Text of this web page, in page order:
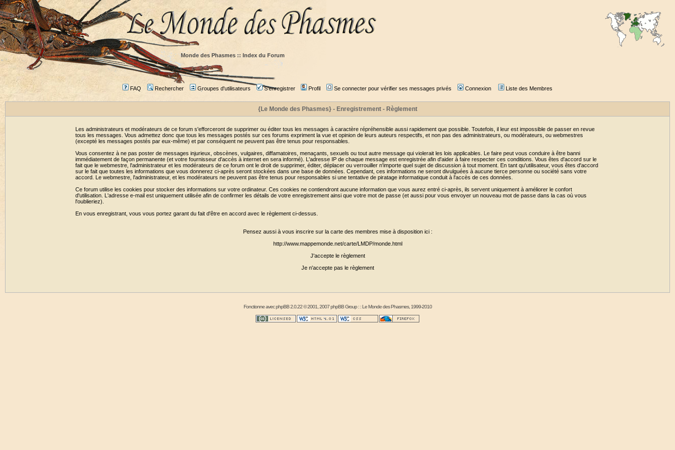
Monde des Phasmes :: Index du Forum
FAQ Rechercher Groupes d'utilisateurs S'enregistrer Profil Se connecter pour vérifier ses messages privés Connexion Liste des Membres
{Le Monde des Phasmes} - Enregistrement - Règlement
Les administrateurs et modérateurs de ce forum s'efforceront de supprimer ou éditer tous les messages à caractère répréhensible aussi rapidement que possible. Toutefois, il leur est impossible de passer en revue
tous les messages. Vous admettez donc que tous les messages postés sur ces forums expriment la vue et opinion de leurs auteurs respectifs, et non pas des administrateurs, ou modérateurs, ou webmestres
(excepté les messages postés par eux-même) et par conséquent ne peuvent pas être tenus pour responsables.
Vous consentez à ne pas poster de messages injurieux, obscènes, vulgaires, diffamatoires, menaçants, sexuels ou tout autre message qui violerait les lois applicables. Le faire peut vous conduire à être banni
immédiatement de façon permanente (et votre fournisseur d'accès à internet en sera informé). L'adresse IP de chaque message est enregistrée afin d'aider à faire respecter ces conditions. Vous êtes d'accord sur le
fait que le webmestre, l'administrateur et les modérateurs de ce forum ont le droit de supprimer, éditer, déplacer ou verrouiller n'importe quel sujet de discussion à tout moment. En tant qu'utilisateur, vous êtes d'accord
sur le fait que toutes les informations que vous donnerez ci-après seront stockées dans une base de données. Cependant, ces informations ne seront divulguées à aucune tierce personne ou société sans votre
accord. Le webmestre, l'administrateur, et les modérateurs ne peuvent pas être tenus pour responsables si une tentative de piratage informatique conduit à l'accès de ces données.
Ce forum utilise les cookies pour stocker des informations sur votre ordinateur. Ces cookies ne contiendront aucune information que vous aurez entré ci-après, ils servent uniquement à améliorer le confort
d'utilisation. L'adresse e-mail est uniquement utilisée afin de confirmer les détails de votre enregistrement ainsi que votre mot de passe (et aussi pour vous envoyer un nouveau mot de passe dans la cas où vous
l'oublieriez).
En vous enregistrant, vous vous portez garant du fait d'être en accord avec le règlement ci-dessus.
Pensez aussi à vous inscrire sur la carte des membres mise à disposition ici :
http://www.mappemonde.net/carte/LMDP/monde.html
J'accepte le règlement
Je n'accepte pas le règlement
Fonctionne avecphpBB2.0.22 © 2001, 2007 phpBB Group : :Le Monde des Phasmes, 1999-2010